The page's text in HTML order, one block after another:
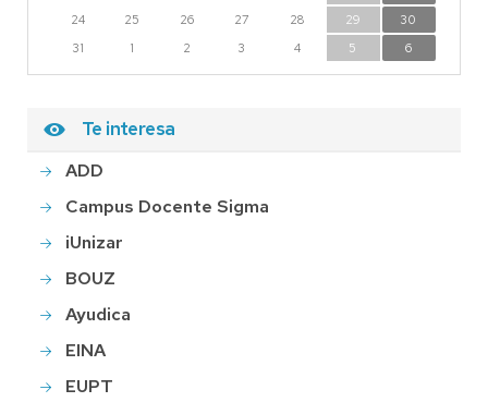
24
25 26 27 28 29
30
31
1 2 3 4 5 6
Te interesa
ADD
Campus Docente Sigma
iUnizar
BOUZ
Ayudica
EINA
EUPT